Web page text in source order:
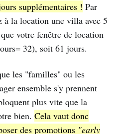
supplémentaires ! Par
à la location une villa avec 5
votre fenêtre de location
32), soit 61 jours.
les "familles" ou les
ensemble s'y prennent
plus vite que la
bien. Cela vaut donc
des promotions "early